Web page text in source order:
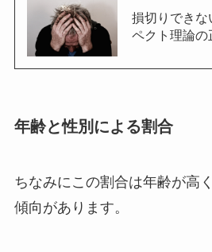
損切りできな
ペクト理論の
年齢と性別による割合
ちなみにこの割合は年齢が高
傾向があります。